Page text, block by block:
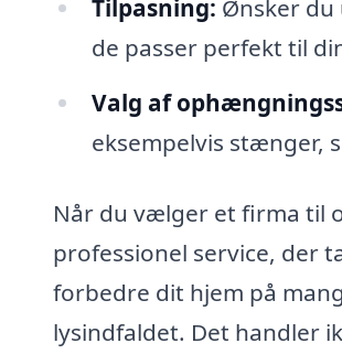
Tilpasning: Ønsker du
de passer perfekt til
Valg af
eksempelvis stænger,
Når du vælger et firma til
professionel service, der
forbedre dit hjem på
lysindfaldet. Det handler